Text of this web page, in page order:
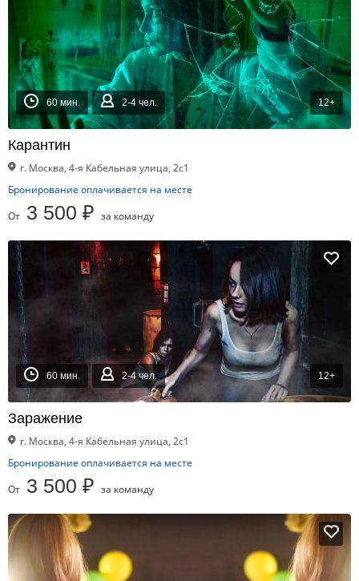
60 мин. 2-4 чел. 12+
Карантин
г. Москва, 4-я Кабельная улица, 2с1
Бронирование оплачивается на месте
От 3 500 ₽ за команду
60 мин. 2-4 чел. 12+
Заражение
г. Москва, 4-я Кабельная улица, 2с1
Бронирование оплачивается на месте
От 3 500 ₽ за команду